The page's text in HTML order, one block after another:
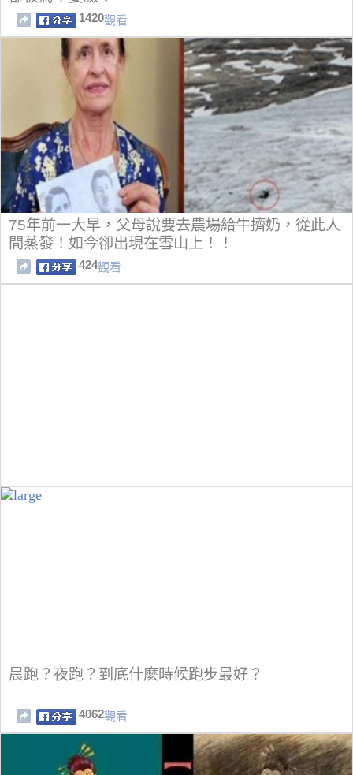
1420觀看
75年前一大早，父母說要去農場給牛擠奶，從此人
間蒸發！如今卻出現在雪山上！！
424觀看
晨跑？夜跑？到底什麼時候跑步最好？
4062觀看